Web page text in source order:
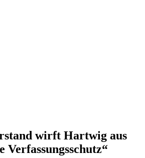
wirft Hartwig aus
Verfassungsschutz“